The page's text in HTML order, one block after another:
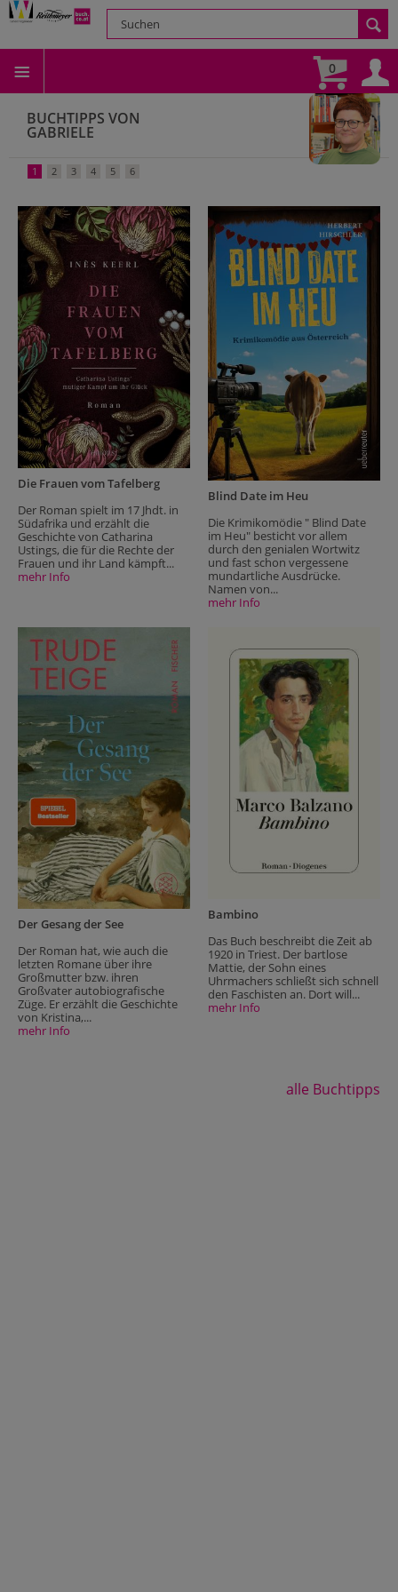
0
BUCHTIPPS VON
GABRIELE
1 2 3 4 5 6
Die Frauen vom Tafelberg
Der Roman spielt im 17 Jhdt. in
Südafrika und erzählt die
Geschichte von Catharina
Ustings, die für die Rechte der
Frauen und ihr Land kämpft...
mehr Info
Blind Date im Heu
Die Krimikomödie " Blind Date
im Heu" besticht vor allem
durch den genialen Wortwitz
und fast schon vergessene
mundartliche Ausdrücke.
Namen von...
mehr Info
Der Gesang der See
Der Roman hat, wie auch die
letzten Romane über ihre
Großmutter bzw. ihren
Großvater autobiografische
Züge. Er erzählt die Geschichte
von Kristina,...
mehr Info
Bambino
Das Buch beschreibt die Zeit ab
1920 in Triest. Der bartlose
Mattie, der Sohn eines
Uhrmachers schließt sich schnell
den Faschisten an. Dort will...
mehr Info
alle Buchtipps